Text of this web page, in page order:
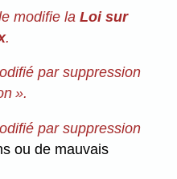
modifie la Loi sur
.
par suppression
».
par suppression
ou de mauvais